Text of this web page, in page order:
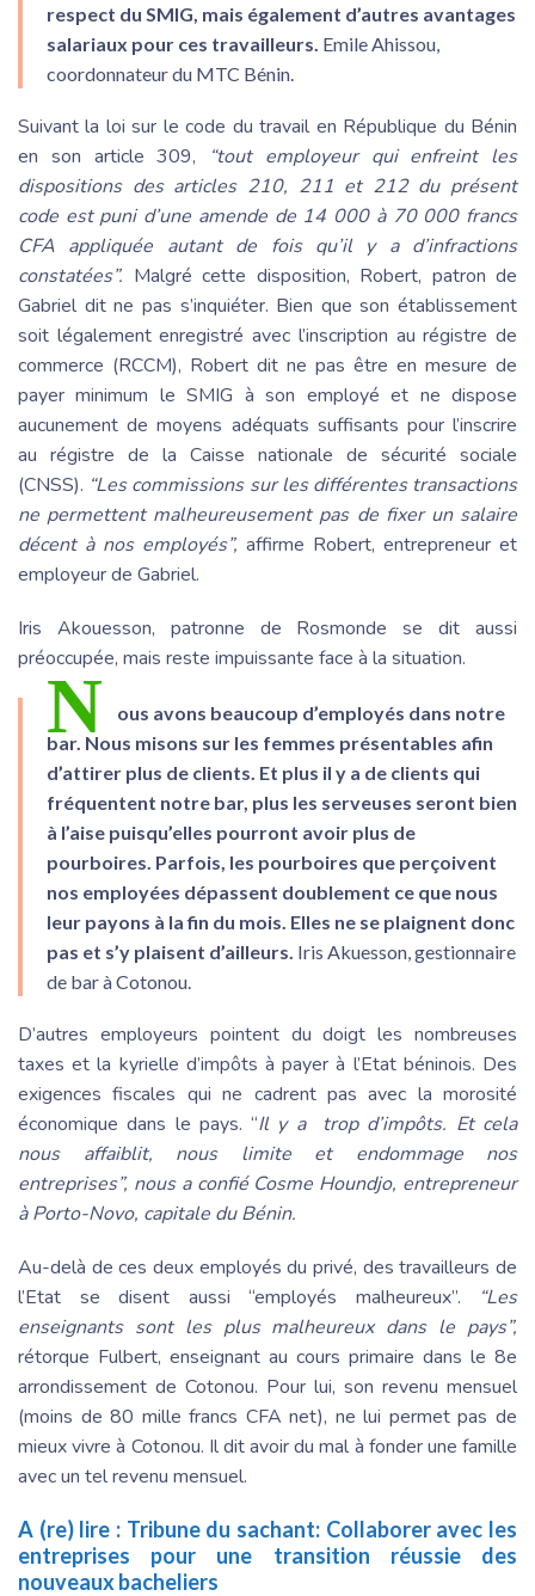
respect du SMIG, mais également d’autres avantages
salariaux pour ces travailleurs. Emile Ahissou,
coordonnateur du MTC Bénin.
Suivant la loi sur le code du travail en République du Bénin
en son article 309,
“tout employeur qui enfreint les
dispositions des articles 210, 211 et 212 du présent
code est puni d’une amende de 14 000 à 70 000 francs
CFA appliquée autant de fois qu’il y a d’infractions
constatées”. Malgré cette disposition, Robert, patron de
Gabriel dit ne pas s’inquiéter. Bien que son établissement
soit légalement enregistré avec l’inscription au régistre de
commerce (RCCM), Robert dit ne pas être en mesure de
payer minimum le SMIG à son employé et ne dispose
aucunement de moyens adéquats suffisants pour l’inscrire
au régistre de la Caisse nationale de sécurité sociale
(CNSS). “Les commissions sur les différentes transactions
ne permettent malheureusement pas de fixer un salaire
décent à nos employés”, affirme Robert, entrepreneur et
employeur de Gabriel.
Iris Akouesson, patronne de Rosmonde se dit aussi
préoccupée, mais reste impuissante face à la situation.
N
ous avons beaucoup d’employés dans notre
bar. Nous misons sur les femmes présentables afin
d’attirer plus de clients. Et plus il y a de clients qui
fréquentent notre bar, plus les serveuses seront bien
à l’aise puisqu’elles pourront avoir plus de
pourboires. Parfois, les pourboires que perçoivent
nos employées dépassent doublement ce que nous
leur payons à la fin du mois. Elles ne se plaignent donc
pas et s’y plaisent d’ailleurs. Iris Akuesson, gestionnaire
de bar à Cotonou.
D’autres employeurs pointent du doigt les nombreuses
taxes et la kyrielle d’impôts à payer à l’Etat béninois. Des
exigences fiscales qui ne cadrent pas avec la morosité
économique dans le pays. “Il y a trop d’impôts. Et cela
nous affaiblit, nous limite et endommage nos
entreprises”, nous a confié Cosme Houndjo, entrepreneur
à Porto-Novo, capitale du Bénin.
Au-delà de ces deux employés du privé, des travailleurs de
l’Etat se disent aussi “employés malheureux”.
“Les
enseignants sont les plus malheureux dans le pays”,
rétorque Fulbert, enseignant au cours primaire dans le 8e
arrondissement de Cotonou. Pour lui, son revenu mensuel
(moins de 80 mille francs CFA net), ne lui permet pas de
mieux vivre à Cotonou. Il dit avoir du mal à fonder une famille
avec un tel revenu mensuel.
A (re) lire : Tribune du sachant: Collaborer avec les
entreprises pour une transition réussie des
nouveaux bacheliers